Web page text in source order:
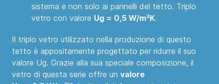
sistema e non solo ai pannelli del tetto. Triplo
vetro con valore Ug = 0,5 W/m²K.
Il triplo vetro utilizzato nella produzione di questo
tetto è appositamente progettato per ridurre il suo
valore Ug. Grazie alla sua speciale composizione, il
vetro di questa serie offre un valore